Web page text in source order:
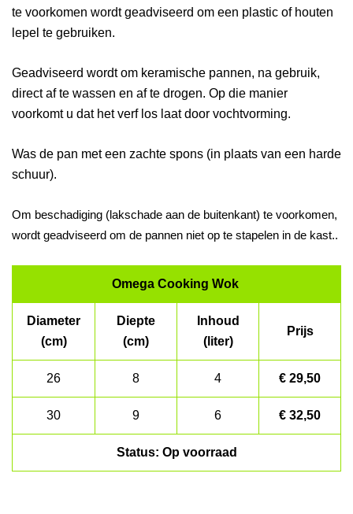
te voorkomen wordt geadviseerd om een plastic of houten
lepel te gebruiken.
Geadviseerd wordt om keramische pannen, na gebruik,
direct af te wassen en af te drogen. Op die manier
voorkomt u dat het verf los laat door vochtvorming.
Was de pan met een zachte spons (in plaats van een harde
schuur).
Om beschadiging (lakschade aan de buitenkant) te voorkomen,
wordt geadviseerd om de pannen niet op te stapelen in de kast..
Omega Cooking Wok
Diameter
(cm)
Diepte
(cm)
Inhoud
(liter)
Prijs
26 8 4 € 29,50
30 9 6 € 32,50
Status: Op voorraad